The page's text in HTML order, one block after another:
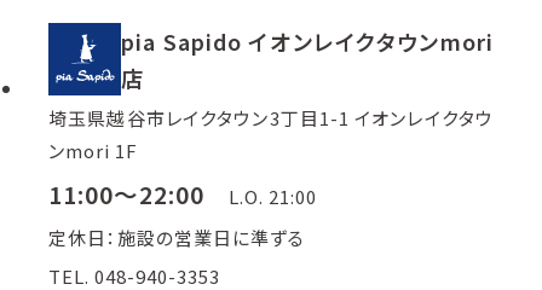
pia Sapido イオンレイクタウンmori
店
埼玉県越谷市レイクタウン3丁目1-1 イオンレイクタウ
ンmori 1F
11:00～22:00
L.O. 21:00
定休日：施設の営業日に準ずる
TEL. 048-940-3353